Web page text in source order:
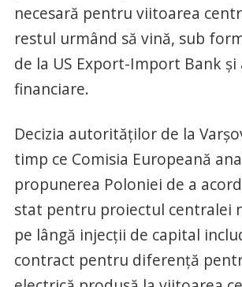
necesară pentru viitoarea
restul urmând să vină, sub
de la US Export-Import Bank
financiare.
Decizia autorităţilor de la
timp ce Comisia Europeană
propunerea Poloniei de a
stat pentru proiectul centralei
pe lângă injecţii de capital
contract pentru diferenţă